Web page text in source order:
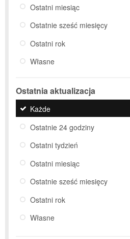
Ostatni miesiąc
Ostatnie sześć miesięcy
Ostatni rok
Własne
Ostatnia aktualizacja
Każde
Ostatnie 24 godziny
Ostatni tydzień
Ostatni miesiąc
Ostatnie sześć miesięcy
Ostatni rok
Własne